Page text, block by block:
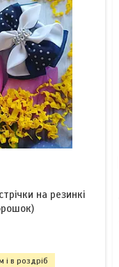
на резинкі
і в роздріб